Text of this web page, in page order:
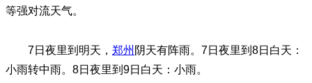
等强对流天气。
7日夜里到明天， 郑州 阴天有阵雨。7日夜里到8日白天：
小雨转中雨。8日夜里到9日白天：小雨。